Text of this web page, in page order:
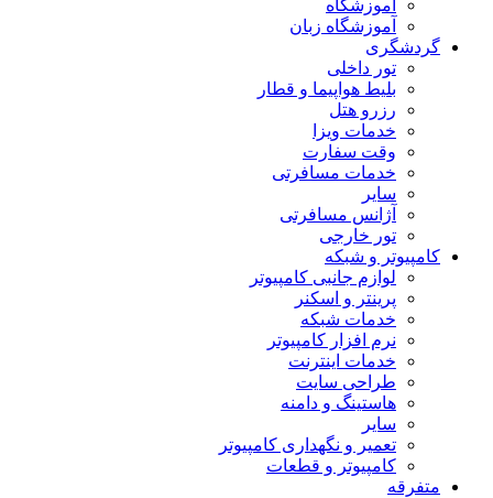
آموزشگاه
آموزشگاه زبان
گردشگری
تور داخلی
بلیط هواپیما و قطار
رزرو هتل
خدمات ویزا
وقت سفارت
خدمات مسافرتی
سایر
آژانس مسافرتی
تور خارجی
کامپیوتر و شبکه
لوازم جانبی کامپیوتر
پرینتر و اسکنر
خدمات شبکه
نرم افزار کامپیوتر
خدمات اینترنت
طراحی سایت
هاستینگ و دامنه
سایر
تعمیر و نگهداری کامپیوتر
کامپیوتر و قطعات
متفرقه